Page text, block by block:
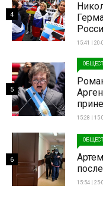
15:41 | 20-
4
15:28 | 15-
5
15:54 | 25-
6